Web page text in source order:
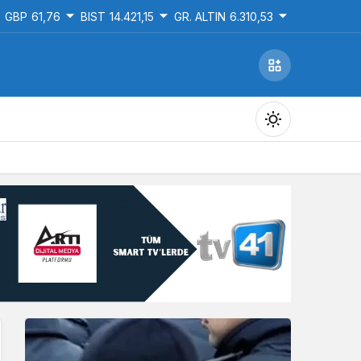
GBP 61,76 BIST 14.421,15 GR. ALTIN 6.310,53
Gündüz Modu
Gündüz modunu seçin.
Gece modunu seçin.